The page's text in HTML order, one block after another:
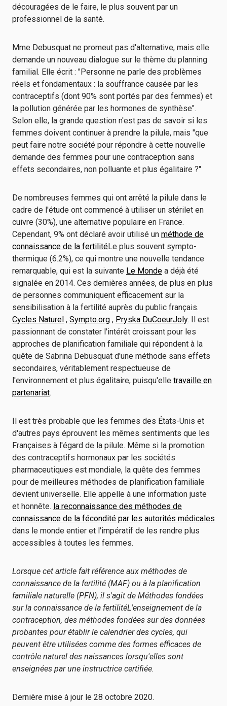
découragées de le faire, le plus souvent par un
professionnel de la santé.
Mme Debusquat ne promeut pas d'alternative, mais elle
demande un nouveau dialogue sur le thème du planning
familial. Elle écrit : "Personne ne parle des problèmes
réels et fondamentaux : la souffrance causée par les
contraceptifs (dont 90% sont portés par des femmes) et
la pollution générée par les hormones de synthèse".
Selon elle, la grande question n'est pas de savoir si les
femmes doivent continuer à prendre la pilule, mais "que
peut faire notre société pour répondre à cette nouvelle
demande des femmes pour une contraception sans
effets secondaires, non polluante et plus égalitaire ?"
De nombreuses femmes qui ont arrêté la pilule dans le
cadre de l'étude ont commencé à utiliser un stérilet en
cuivre (30%), une alternative populaire en France.
Cependant, 9% ont déclaré avoir utilisé un méthode de
connaissance de la fertilitéLe plus souvent sympto-
thermique (6.2%), ce qui montre une nouvelle tendance
remarquable, qui est la suivante Le Monde a déjà été
signalée en 2014. Ces dernières années, de plus en plus
de personnes communiquent efficacement sur la
sensibilisation à la fertilité auprès du public français.
Cycles Naturel , Sympto.org , Pryska DuCoeurJoly. Il est
passionnant de constater l'intérêt croissant pour les
approches de planification familiale qui répondent à la
quête de Sabrina Debusquat d'une méthode sans effets
secondaires, véritablement respectueuse de
l'environnement et plus égalitaire, puisqu'elle travaille en
partenariat.
Il est très probable que les femmes des États-Unis et
d'autres pays éprouvent les mêmes sentiments que les
Françaises à l'égard de la pilule. Même si la promotion
des contraceptifs hormonaux par les sociétés
pharmaceutiques est mondiale, la quête des femmes
pour de meilleures méthodes de planification familiale
devient universelle. Elle appelle à une information juste
et honnête. la reconnaissance des méthodes de
connaissance de la fécondité par les autorités médicales
dans le monde entier et l'impératif de les rendre plus
accessibles à toutes les femmes.
Lorsque cet article fait référence aux méthodes de
connaissance de la fertilité (MAF) ou à la planification
familiale naturelle (PFN), il s'agit de Méthodes fondées
sur la connaissance de la fertilitéL'enseignement de la
contraception, des méthodes fondées sur des données
probantes pour établir le calendrier des cycles, qui
peuvent être utilisées comme des formes efficaces de
contrôle naturel des naissances lorsqu'elles sont
enseignées par une instructrice certifiée.
Dernière mise à jour le 28 octobre 2020.